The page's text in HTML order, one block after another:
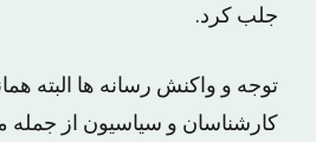
جلب کرد.
توجه و واکنش رسانه ها البته
کارشناسان و سیاسیون از جمله